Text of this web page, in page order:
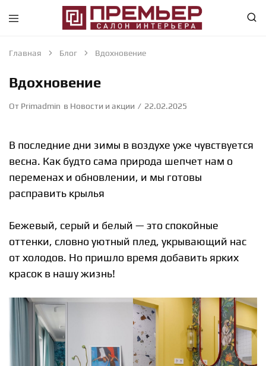
Премьер
Салон
Абакан
Крупнейший
Абакане
интерьерного
направления
Главная Блог Вдохновение
Вдохновение
От Primadmin в Новости и акции 22.02.2025
В последние дни зимы в воздухе уже чувствуется
весна. Как будто сама природа шепчет нам о
переменах и обновлении, и мы готовы
расправить крылья
Бежевый, серый и белый — это спокойные
оттенки, словно уютный плед, укрывающий нас
от холодов. Но пришло время добавить ярких
красок в нашу жизнь!